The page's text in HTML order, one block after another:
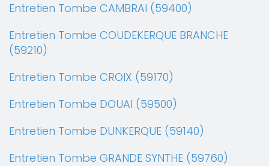
Entretien Tombe CAMBRAI (59400)
Entretien Tombe COUDEKERQUE BRANCHE
(59210)
Entretien Tombe CROIX (59170)
Entretien Tombe DOUAI (59500)
Entretien Tombe DUNKERQUE (59140)
Entretien Tombe GRANDE SYNTHE (59760)